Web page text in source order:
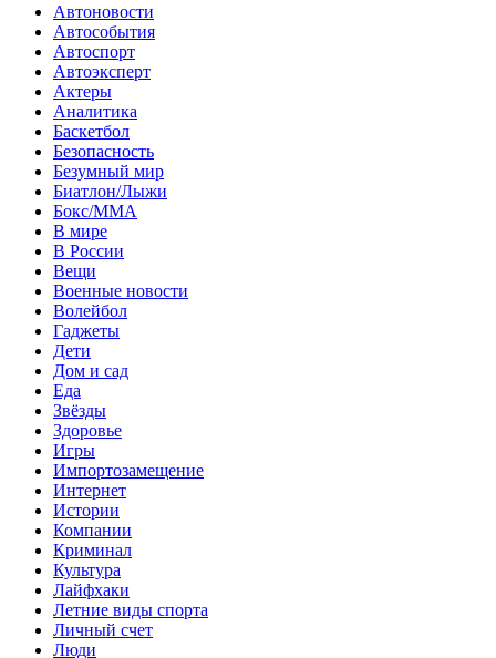
Автоновости
Автособытия
Автоспорт
Автоэксперт
Актеры
Аналитика
Баскетбол
Безопасность
Безумный мир
Биатлон/Лыжи
Бокс/MMA
В мире
В России
Вещи
Военные новости
Волейбол
Гаджеты
Дети
Дом и сад
Еда
Звёзды
Здоровье
Игры
Импортозамещение
Интернет
Истории
Компании
Криминал
Культура
Лайфхаки
Летние виды спорта
Личный счет
Люди